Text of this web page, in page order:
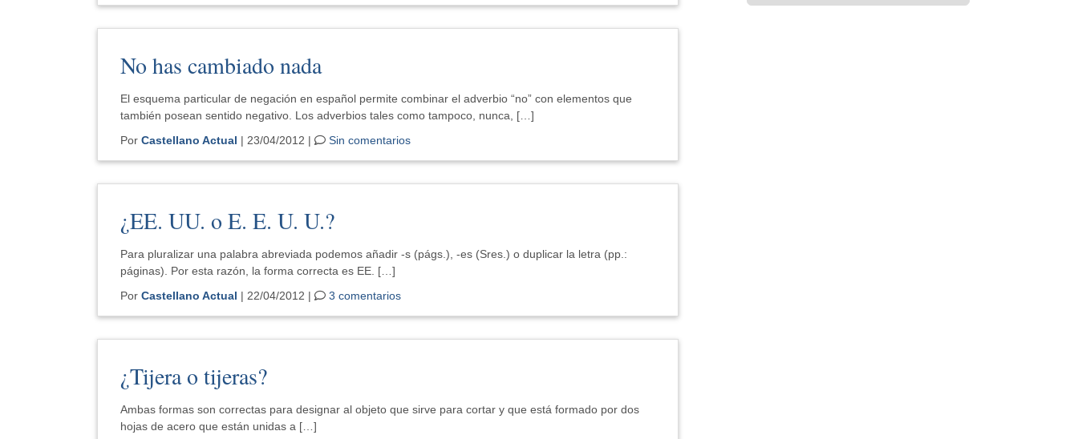
No has cambiado nada
El esquema particular de negación en español permite combinar el adverbio “no” con elementos que
también posean sentido negativo. Los adverbios tales como tampoco, nunca, […]
Por Castellano Actual | 23/04/2012 | Sin comentarios
¿EE. UU. o E. E. U. U.?
Para pluralizar una palabra abreviada podemos añadir -s (págs.), -es (Sres.) o duplicar la letra (pp.:
páginas). Por esta razón, la forma correcta es EE. […]
Por Castellano Actual | 22/04/2012 | 3 comentarios
¿Tijera o tijeras?
Ambas formas son correctas para designar al objeto que sirve para cortar y que está formado por dos
hojas de acero que están unidas a […]